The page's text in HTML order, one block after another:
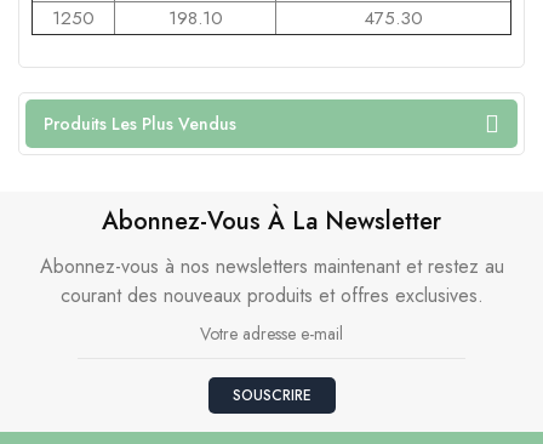
1250
198.10 475.30
Produits Les Plus Vendus
Abonnez-Vous À La Newsletter
Abonnez-vous à nos newsletters maintenant et restez au
courant des nouveaux produits et offres exclusives.
SOUSCRIRE